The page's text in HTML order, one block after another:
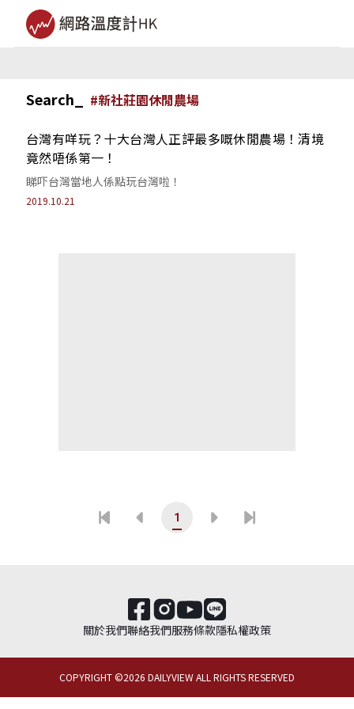
Search_ #新社莊園休閒農場
台灣有咩玩？十大台灣人正評最多嘅休閒農場！清境
竟然唔係第一！
睇吓台灣當地人係點玩台灣啦！
2019.10.21
1
關於我們聯絡我們服務條款隱私權政策
COPYRIGHT ©2026 DAILYVIEW ALL RIGHTS RESERVED